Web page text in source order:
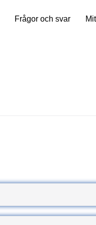
Frågor och svar